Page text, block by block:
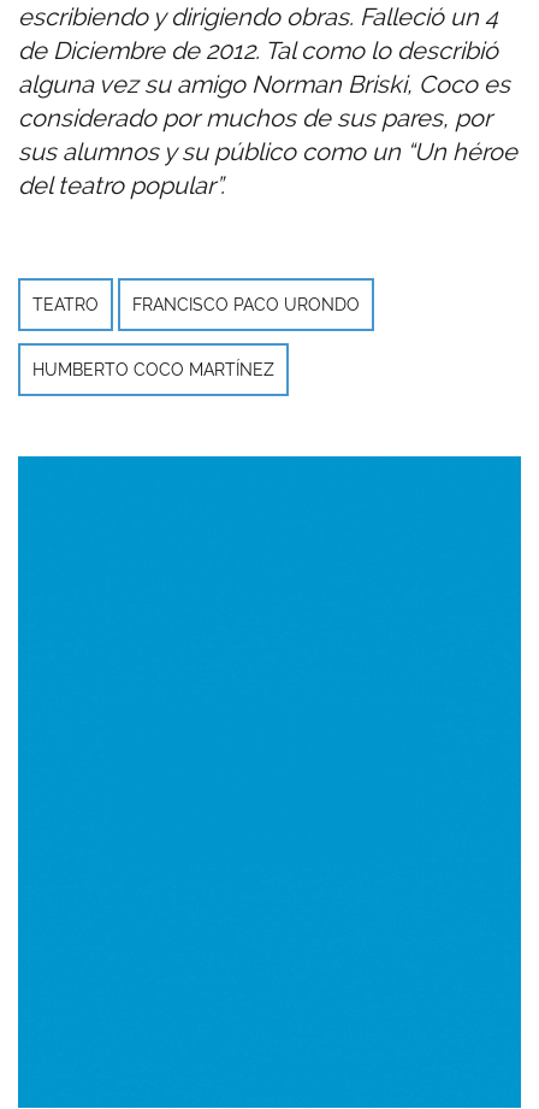
escribiendo y dirigiendo obras. Falleció un 4
de Diciembre de 2012. Tal como lo describió
alguna vez su amigo Norman Briski, Coco es
considerado por muchos de sus pares, por
sus alumnos y su público como un “Un héroe
del teatro popular”.
TEATRO FRANCISCO PACO URONDO
HUMBERTO COCO MARTÍNEZ